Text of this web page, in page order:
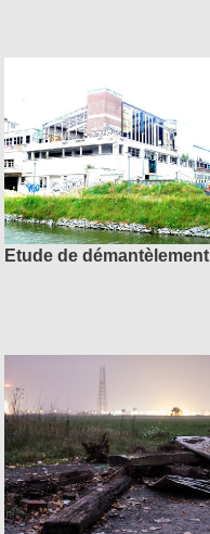
Etude de démantèlement